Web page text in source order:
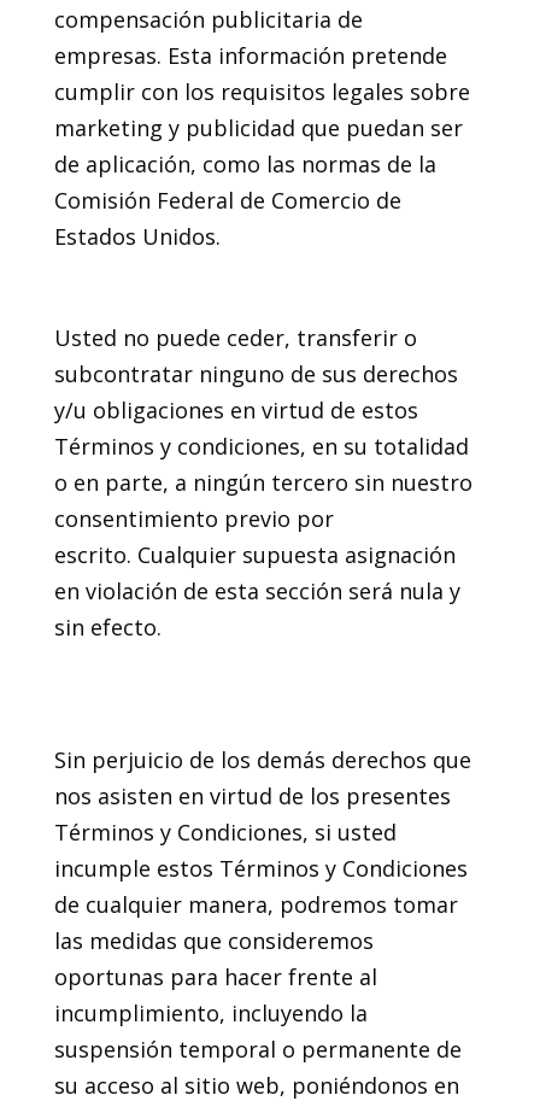
compensación publicitaria de
empresas. Esta información pretende
cumplir con los requisitos legales sobre
marketing y publicidad que puedan ser
de aplicación, como las normas de la
Comisión Federal de Comercio de
Estados Unidos.
Usted no puede ceder, transferir o
subcontratar ninguno de sus derechos
y/u obligaciones en virtud de estos
Términos y condiciones, en su totalidad
o en parte, a ningún tercero sin nuestro
consentimiento previo por
escrito. Cualquier supuesta asignación
en violación de esta sección será nula y
sin efecto.
Sin perjuicio de los demás derechos que
nos asisten en virtud de los presentes
Términos y Condiciones, si usted
incumple estos Términos y Condiciones
de cualquier manera, podremos tomar
las medidas que consideremos
oportunas para hacer frente al
incumplimiento, incluyendo la
suspensión temporal o permanente de
su acceso al sitio web, poniéndonos en